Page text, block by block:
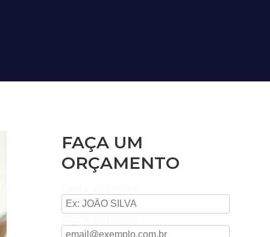
FAÇA UM
ORÇAMENTO